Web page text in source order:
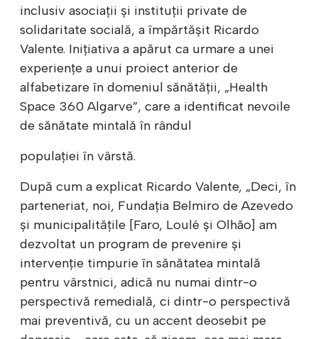
inclusiv asociații și instituții private de
solidaritate socială, a împărtășit Ricardo
Valente. Inițiativa a apărut ca urmare a unei
experiențe a unui proiect anterior de
alfabetizare în domeniul sănătății, „Health
Space 360 Algarve”, care a identificat nevoile
de sănătate mintală în rândul
populației în vârstă.
După cum a explicat Ricardo Valente, „Deci, în
parteneriat, noi, Fundația Belmiro de Azevedo
și municipalitățile [Faro, Loulé și Olhão] am
dezvoltat un program de prevenire și
intervenție timpurie în sănătatea mintală
pentru vârstnici, adică nu numai dintr-o
perspectivă remedială, ci dintr-o perspectivă
mai preventivă, cu un accent deosebit pe